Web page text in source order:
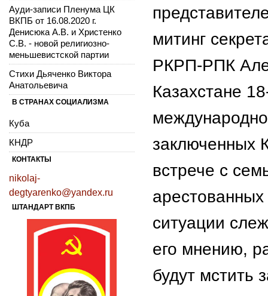
митинг
РКРП-РПК
Казахстане
заключенных
встрече с
ситуации
его мнению,
будут мстить
Ауди-записи Пленума ЦК
ВКПБ от 16.08.2020 г.
Денисюка А.В. и Христенко
С.В. - новой религиозно-
меньшевистской партии
Стихи Дьяченко Виктора
Анатольевича
В СТРАНАХ СОЦИАЛИЗМА
Куба
КНДР
КОНТАКТЫ
nikolaj-
degtyarenko@yandex.ru
ШТАНДАРТ ВКПБ